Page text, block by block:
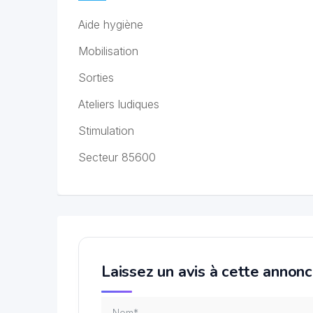
Aide hygiène
Mobilisation
Sorties
Ateliers ludiques
Stimulation
Secteur 85600
Laissez un avis à cette